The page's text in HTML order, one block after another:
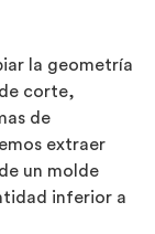
la geometría
corte,
de
extraer
un molde
inferior a